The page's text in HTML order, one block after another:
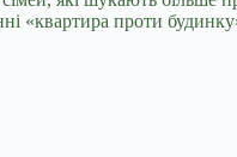
«квартира проти